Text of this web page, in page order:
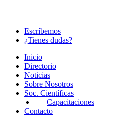
Escríbemos
¿Tienes dudas?
Inicio
Directorio
Noticias
Sobre Nosotros
Soc. Científicas
Capacitaciones
Contacto